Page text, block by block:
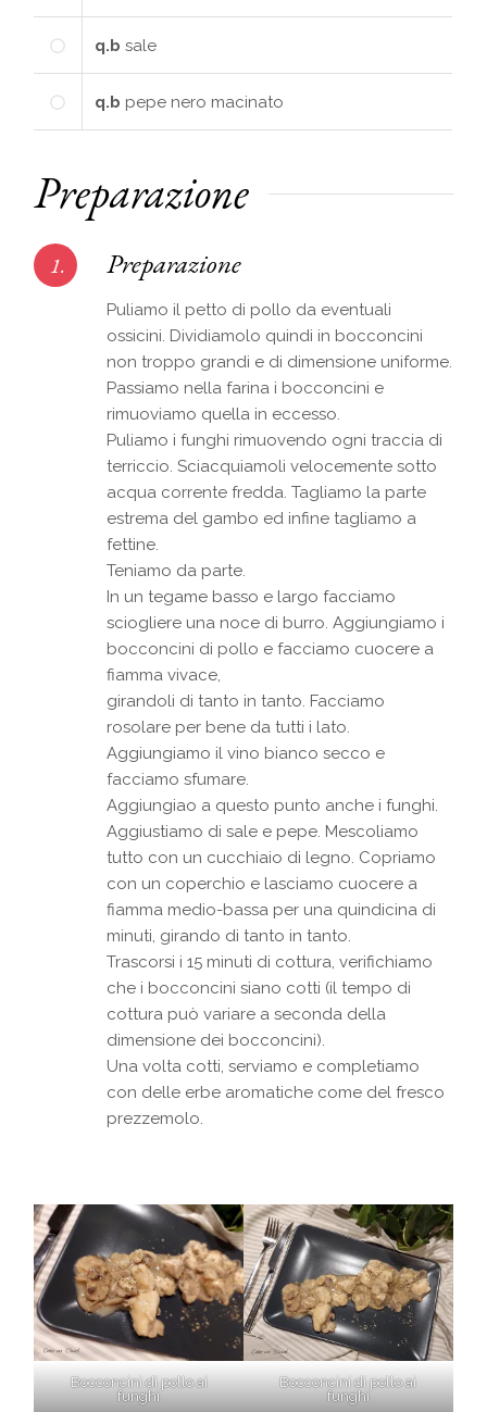
q.b sale
q.b pepe nero macinato
Preparazione
1. Preparazione
Puliamo il petto di pollo da eventuali
ossicini. Dividiamolo quindi in bocconcini
non troppo grandi e di dimensione uniforme.
Passiamo nella farina i bocconcini e
rimuoviamo quella in eccesso.
Puliamo i funghi rimuovendo ogni traccia di
terriccio. Sciacquiamoli velocemente sotto
acqua corrente fredda. Tagliamo la parte
estrema del gambo ed infine tagliamo a
fettine.
Teniamo da parte.
In un tegame basso e largo facciamo
sciogliere una noce di burro. Aggiungiamo i
bocconcini di pollo e facciamo cuocere a
fiamma vivace,
girandoli di tanto in tanto. Facciamo
rosolare per bene da tutti i lato.
Aggiungiamo il vino bianco secco e
facciamo sfumare.
Aggiungiao a questo punto anche i funghi.
Aggiustiamo di sale e pepe. Mescoliamo
tutto con un cucchiaio di legno. Copriamo
con un coperchio e lasciamo cuocere a
fiamma medio-bassa per una quindicina di
minuti, girando di tanto in tanto.
Trascorsi i 15 minuti di cottura, verifichiamo
che i bocconcini siano cotti (il tempo di
cottura può variare a seconda della
dimensione dei bocconcini).
Una volta cotti, serviamo e completiamo
con delle erbe aromatiche come del fresco
prezzemolo.
Bocconcini di pollo ai
funghi
Bocconcini di pollo ai
funghi